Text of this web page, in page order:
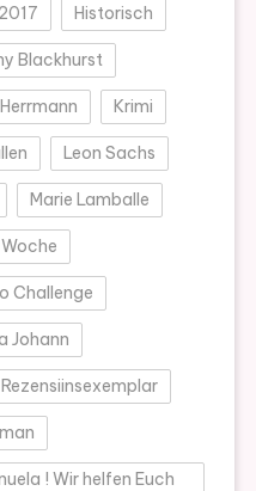
Historisch
Blackhurst
Krimi
Leon Sachs
Marie Lamballe
Challenge
Johann
Rezensiinsexemplar
! Wir helfen Euch